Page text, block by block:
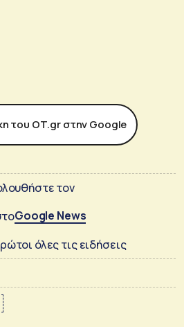
του ΟΤ.gr στην Google
τον
Google News
όλες τις ειδήσεις